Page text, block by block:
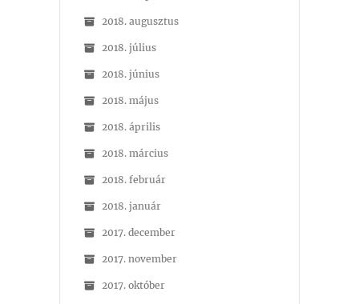
2018. augusztus
2018. július
2018. június
2018. május
2018. április
2018. március
2018. február
2018. január
2017. december
2017. november
2017. október